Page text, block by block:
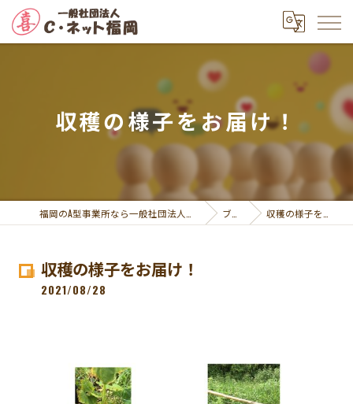
収穫の様子をお届け！
ブログ 収穫の様子をお届け！
収穫の様子をお届け！
2021/08/28